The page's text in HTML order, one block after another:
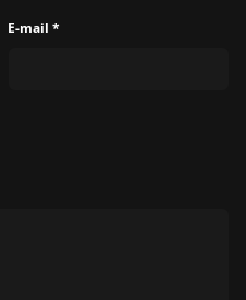
E-mail *